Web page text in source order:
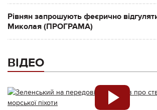
Рівнян запрошують феєрично
Миколая (ПРОГРАМА)
ВІДЕО